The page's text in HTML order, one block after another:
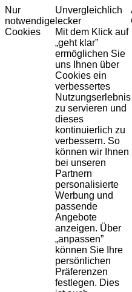
Nur
notwendige
Cookies
Unvergleichlich
lecker
Mit dem Klick auf
„geht klar”
ermöglichen Sie
uns Ihnen über
Cookies ein
verbessertes
Nutzungserlebnis
zu servieren und
dieses
kontinuierlich zu
verbessern. So
können wir Ihnen
bei unseren
Partnern
personalisierte
Werbung und
passende
Angebote
anzeigen. Über
„anpassen”
können Sie Ihre
persönlichen
Präferenzen
festlegen. Dies